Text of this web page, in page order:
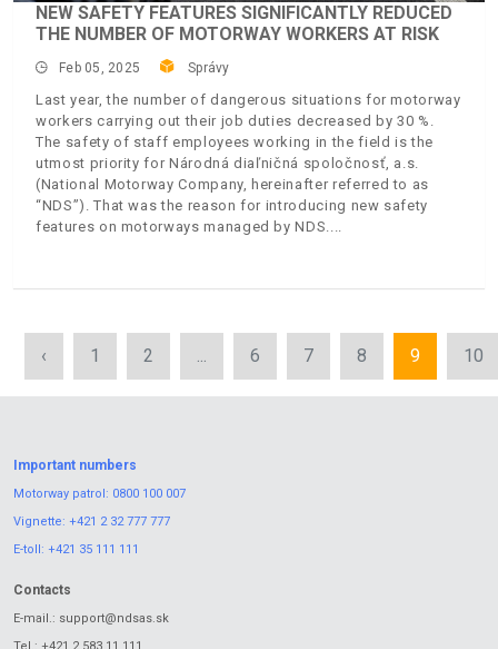
NEW SAFETY FEATURES SIGNIFICANTLY REDUCED
THE NUMBER OF MOTORWAY WORKERS AT RISK
Feb 05, 2025 Správy
Last year, the number of dangerous situations for motorway
workers carrying out their job duties decreased by 30 %.
The safety of staff employees working in the field is the
utmost priority for Národná diaľničná spoločnosť, a.s.
(National Motorway Company, hereinafter referred to as
“NDS”). That was the reason for introducing new safety
features on motorways managed by NDS.
‹ 1 2 ... 6 7 8 9 10
Important numbers
Motorway patrol: 0800 100 007
Vignette: +421 2 32 777 777
E-toll: +421 35 111 111
Contacts
E-mail.: support@ndsas.sk